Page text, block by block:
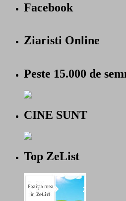
Facebook
Ziaristi Online
Peste 15.000 de
CINE SUNT
Top ZeList